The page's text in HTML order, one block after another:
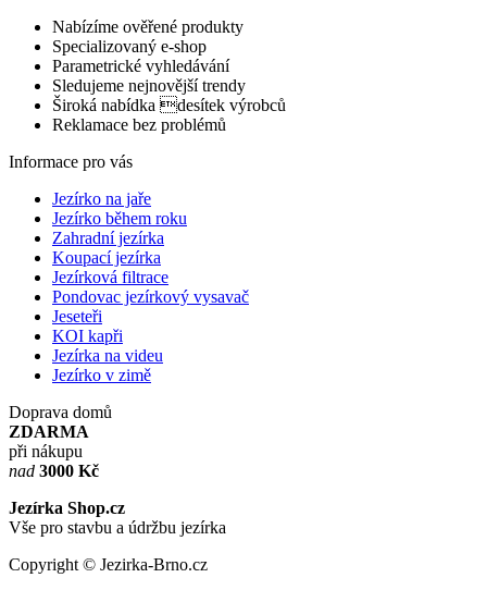
Nabízíme ověřené produkty
Specializovaný e-shop
Parametrické vyhledávání
Sledujeme nejnovější trendy
Široká nabídka desítek výrobců
Reklamace bez problémů
Informace pro vás
Jezírko na jaře
Jezírko během roku
Zahradní jezírka
Koupací jezírka
Jezírková filtrace
Pondovac jezírkový vysavač
Jeseteři
KOI kapři
Jezírka na videu
Jezírko v zimě
Doprava domů
ZDARMA
při nákupu
nad 3000 Kč
Jezírka Shop.cz
Vše pro stavbu a údržbu jezírka
Copyright © Jezirka-Brno.cz